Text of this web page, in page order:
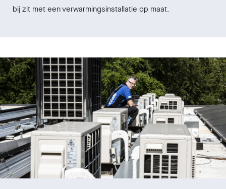
bij zit met een verwarmingsinstallatie op maat.